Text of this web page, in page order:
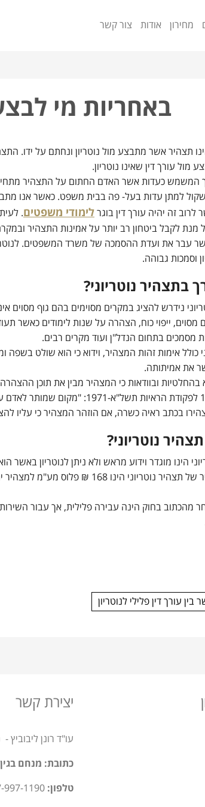
מחירון אודות צור קשר
באחריות מי
תצהיר אשר מתבצע מול נוטריון ונחתם על ידו.
עורך דין שאינו נוטריון.
המשמש כעדות אשר האדם החתום על התצהיר
שקול למתן עדות בעל- פה בבית משפט. כאשר אנו
זה יהיה עורך דין בוגר לימודי משפטים.
מנת לקבל ביטחון רב יותר על אמינות התצהיר
ואשר עבר את ועדת ההסמכה של משרד המשפטים.
וסמכות גבוהה.
בתצהיר נוטריוני?
נידרש להציג במקרים מסוימים בהם גוף מסוים
מסוים, ייפוי כוח, הצהרה על שנות לימודים כאשר
מסמכים בתחום הנדל"ן ועוד מקרים רבים.
כולל אימות זהות המצהיר, וידוא כי הוא שולט
את אמיתותה.
בהחלטיות ובוודאות כי המצהיר מבין את תוכן
המופיע בסעיף 15 לפקודת
בכתב ראיה כשרה, אם הוזהר המצהיר כי עליו
נוטריוני?
הינו מוגדר וידוע מראש ולא ניתן לנוטריון
מהכתוב בחוק הינה עבירה פלילית, אך עבור
בין עורך דין פלילי לנוטריון
יצירת קשר
עו"ד רונן ליבוביץ
כתובת: מנחם בגין 48, תל-אביב
טלפון: 997-1190